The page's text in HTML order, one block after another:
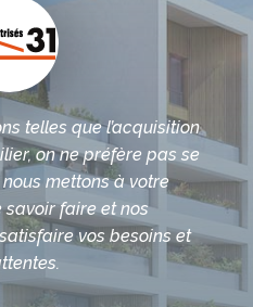
telles que l’acquisition
on ne préfère pas se
mettons à votre
savoir faire et nos
vos besoins et